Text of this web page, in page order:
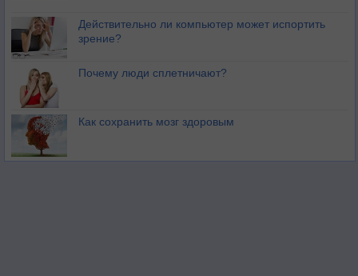
Действительно ли компьютер может испортить
зрение?
Почему люди сплетничают?
Как сохранить мозг здоровым